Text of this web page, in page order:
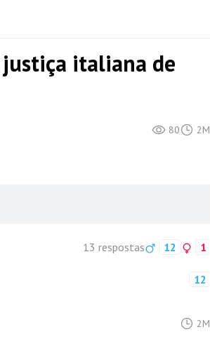
justiça italiana de
80 2M
13 respostas 12 1
12
2M